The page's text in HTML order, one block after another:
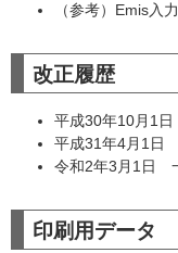
（参考）Emis入
改正履歴
平成30年10月1
平成31年4月1日
令和2年3月1日
印刷用データ